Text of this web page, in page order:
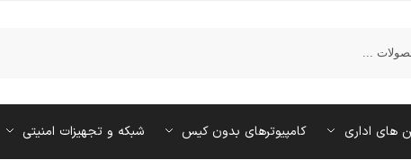
های اداری کامپیوترهای بدون کیس شبکه و تجهیزات امنیتی